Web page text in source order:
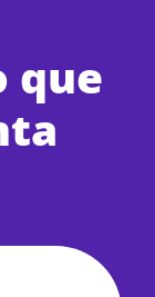
que